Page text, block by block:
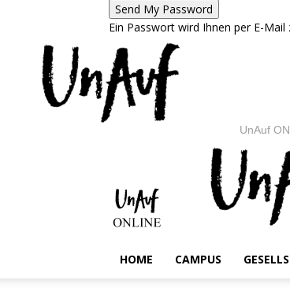
Ein Passwort wird Ihnen per E-Mail
UnAuf
HOME CAMPUS